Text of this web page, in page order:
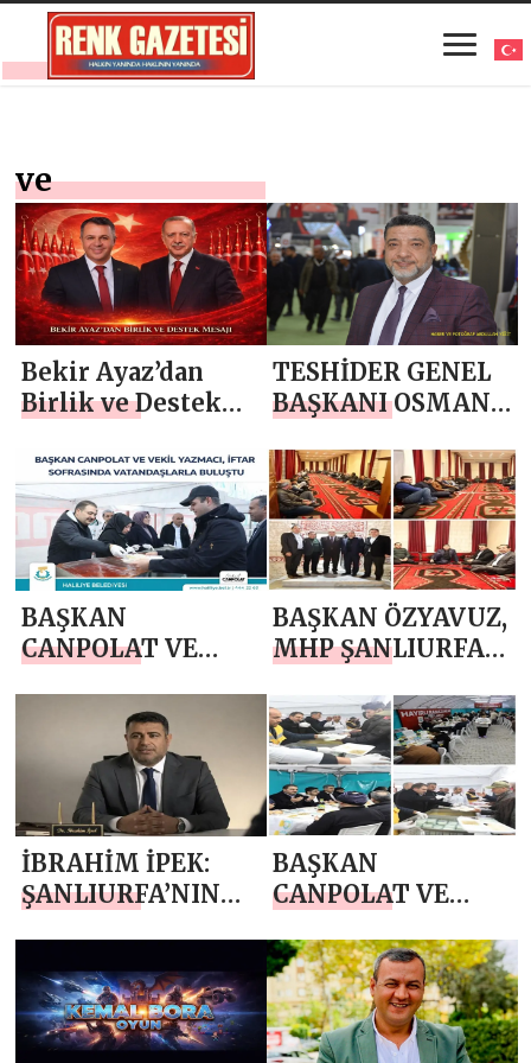
ve
Bekir Ayaz’dan
Birlik ve Destek
TESHİDER GENEL
BAŞKANI OSMAN
KADİR GECESİ
MESAJI
BAŞKAN
CANPOLAT VE
SOFRASINDA
VATANDAŞLARLA
BULUŞTU
BAŞKAN ÖZYAVUZ,
MHP ŞANLIURFA
VE BELEDİYE
MECLİS
ÜYELERİNİ
İFTARDA
AĞIRLADI
İBRAHİM İPEK:
ŞANLIURFA’NIN
ÇÖZÜM YOLLARI
BAŞKAN
CANPOLAT VE
SOFRASINDA
VATANDAŞLARLA
BULUŞTU